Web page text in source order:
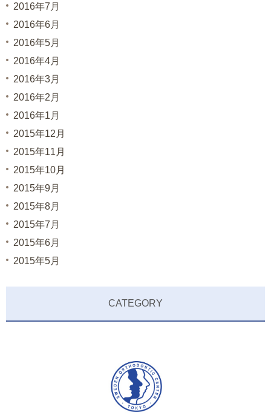
2016年7月
2016年6月
2016年5月
2016年4月
2016年3月
2016年2月
2016年1月
2015年12月
2015年11月
2015年10月
2015年9月
2015年8月
2015年7月
2015年6月
2015年5月
CATEGORY